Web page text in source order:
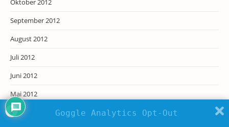
September 2012
August 2012
Juli 2012
Juni 2012
Mai 2012
April 2012
Goggle Analytics Opt-Out